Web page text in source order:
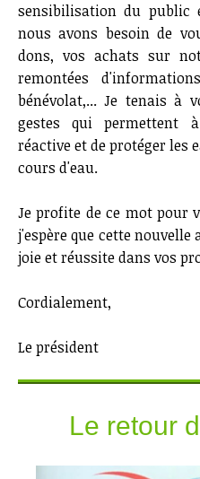
sensibilisation du public
nous avons besoin de
dons, vos achats sur
remontées
bénévolat,... Je tenais à
gestes qui permettent
réactive et de protéger les
cours d'eau.
Je profite de ce mot pour
j'espère que cette nouvelle
joie et réussite dans vos
Cordialement,
Le président
Le retour